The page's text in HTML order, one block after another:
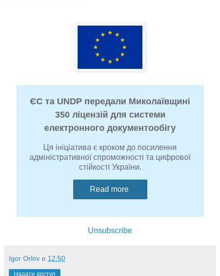
ЄС та UNDP передали Миколаївщині
350 ліцензій для системи
електронного документообігу
Ця ініціатива є кроком до посилення
адміністративної спроможності та цифрової
стійкості України.
Read more
Unsubscribe
Igor Orlov о 12:50
Надати доступ